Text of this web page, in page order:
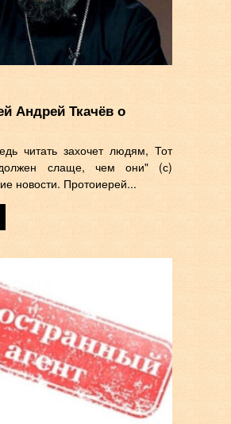
Андрей Ткачёв о
читать захочет людям, Тот
слаще, чем они" (с)
новости. Протоиерей...